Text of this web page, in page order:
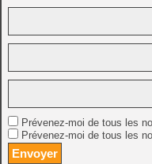
Prévenez-moi de tous les
Prévenez-moi de tous les